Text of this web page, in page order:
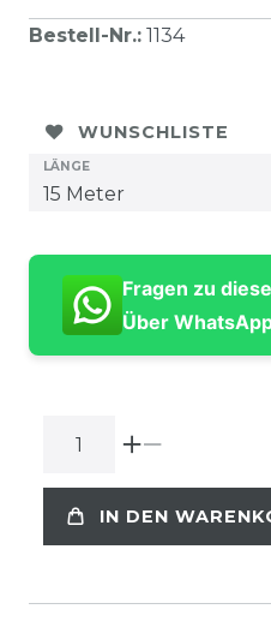
Bestell-Nr.: 1134
WUNSCHLISTE
LÄNGE
Fragen zu
Über
IN DEN